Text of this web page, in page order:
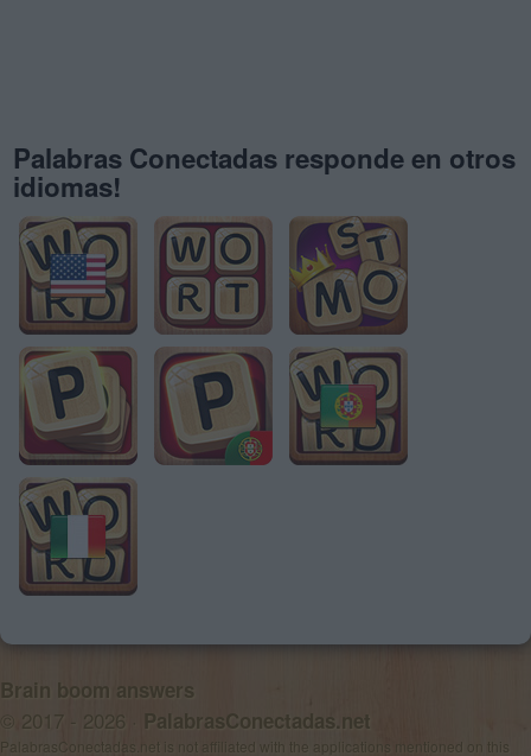
Palabras Conectadas responde en otros
idiomas!
Brain boom answers
© 2017 - 2026 · PalabrasConectadas.net
PalabrasConectadas.net is not affiliated with the applications mentioned on this